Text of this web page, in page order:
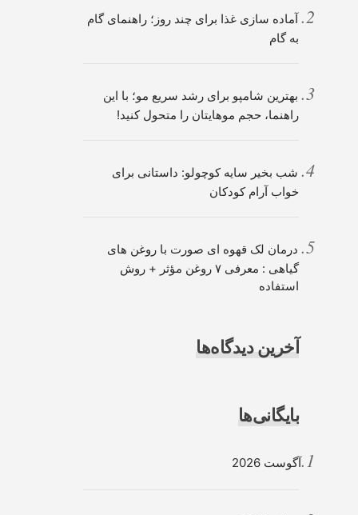
آماده سازی غذا برای چند روز؛ راهنمای گام
به گام
بهترین شامپو برای رشد سریع مو؛ با این
راهنما، حجم موهایتان را متحول کنید!
شب بخیر سایه کوچولو: داستانی برای
خواب آرام کودکان
درمان لک قهوه ای صورت با روغن های
گیاهی : معرفی ۷ روغن مؤثر + روش
استفاده
آخرین دیدگاه‌ها
بایگانی‌ها
آگوست 2026